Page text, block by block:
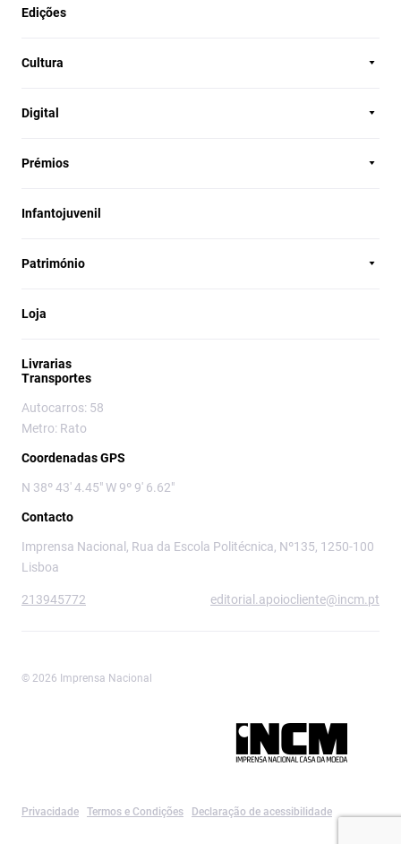
Edições
Cultura
Digital
Prémios
Infantojuvenil
Património
Loja
Livrarias
Transportes
Autocarros: 58
Metro: Rato
Coordenadas GPS
N 38º 43' 4.45" W 9º 9' 6.62"
Contacto
Imprensa Nacional, Rua da Escola Politécnica, Nº135, 1250-100
Lisboa
213945772 editorial.apoiocliente@incm.pt
© 2026 Imprensa Nacional
Privacidade Termos e Condições Declaração de acessibilidade